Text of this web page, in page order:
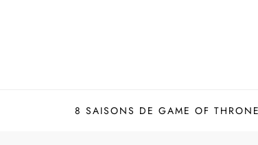
8 SAISONS DE GAME OF